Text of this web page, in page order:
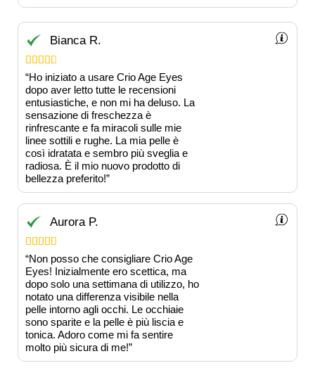
Bianca R.
    
“Ho iniziato a usare Crio Age Eyes
dopo aver letto tutte le recensioni
entusiastiche, e non mi ha deluso. La
sensazione di freschezza è
rinfrescante e fa miracoli sulle mie
linee sottili e rughe. La mia pelle è
così idratata e sembro più sveglia e
radiosa. È il mio nuovo prodotto di
bellezza preferito!”
Aurora P.
    
“Non posso che consigliare Crio Age
Eyes! Inizialmente ero scettica, ma
dopo solo una settimana di utilizzo, ho
notato una differenza visibile nella
pelle intorno agli occhi. Le occhiaie
sono sparite e la pelle è più liscia e
tonica. Adoro come mi fa sentire
molto più sicura di me!”